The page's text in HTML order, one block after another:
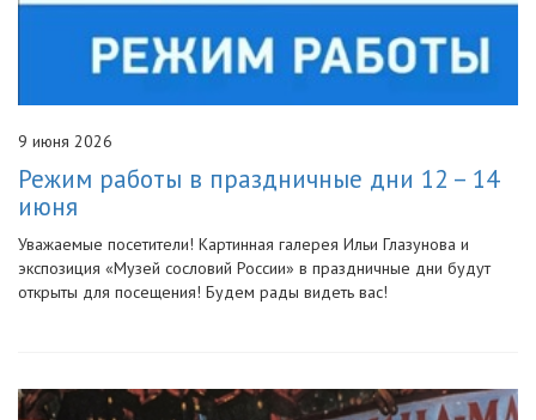
9 июня 2026
Режим работы в праздничные дни 12 – 14
июня
Уважаемые посетители! Картинная галерея Ильи Глазунова и
экспозиция «Музей сословий России» в праздничные дни будут
открыты для посещения! Будем рады видеть вас!